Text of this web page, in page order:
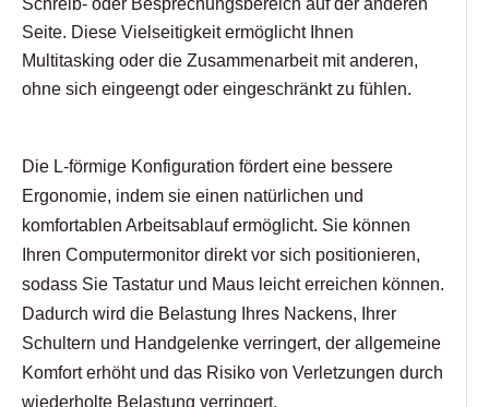
Schreib- oder Besprechungsbereich auf der anderen
Seite. Diese Vielseitigkeit ermöglicht Ihnen
Multitasking oder die Zusammenarbeit mit anderen,
ohne sich eingeengt oder eingeschränkt zu fühlen.
Die L-förmige Konfiguration fördert eine bessere
Ergonomie, indem sie einen natürlichen und
komfortablen Arbeitsablauf ermöglicht. Sie können
Ihren Computermonitor direkt vor sich positionieren,
sodass Sie Tastatur und Maus leicht erreichen können.
Dadurch wird die Belastung Ihres Nackens, Ihrer
Schultern und Handgelenke verringert, der allgemeine
Komfort erhöht und das Risiko von Verletzungen durch
wiederholte Belastung verringert.